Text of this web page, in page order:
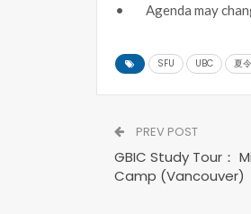
• Agenda may
SFU UBC 夏
PREV POST
GBIC Study Tour：
Camp (Vancouver)